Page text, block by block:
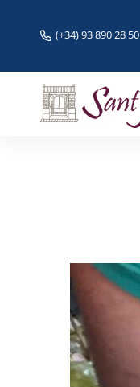
(+34) 93 890 28 50